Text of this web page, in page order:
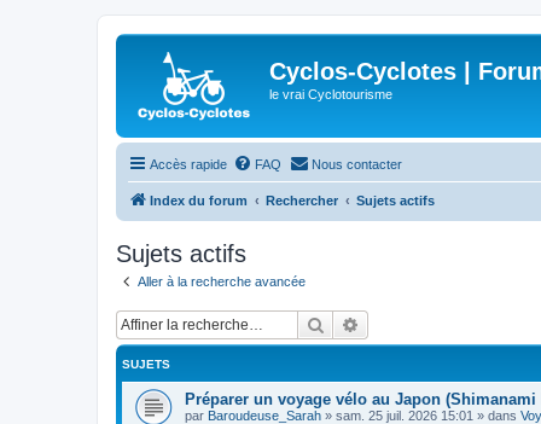
Cyclos-Cyclotes |
le vrai Cyclotourisme
Accès rapide FAQ Nous contacter
Index du forum Rechercher Sujets actifs
Sujets actifs
Aller à la recherche avancée
Rechercher
SUJETS
Préparer un voyage vélo au Japon
par Baroudeuse_Sarah » sam. 25 juil. 2026 15:01 » dans